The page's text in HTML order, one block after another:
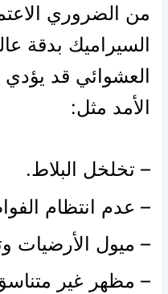
من الضروري
السيراميك بدقة
العشوائي قد
الأمد مثل:
– تخلخل البلاط.
– عدم انتظام
– ميول الأرضيات
– مظهر غير